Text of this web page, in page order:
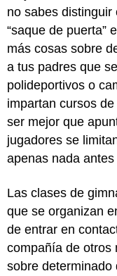
no sabes distinguir
“saque de puerta”
más cosas sobre
a tus padres que
polideportivos o
impartan cursos
ser mejor que
jugadores se
apenas nada
Las clases de
que se organizan
de entrar en
compañía de otros
sobre determinado